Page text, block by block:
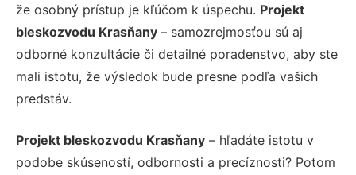
že osobný prístup je kľúčom k úspechu. Projekt
bleskozvodu Krasňany – samozrejmosťou sú aj
odborné konzultácie či detailné poradenstvo, aby ste
mali istotu, že výsledok bude presne podľa vašich
predstáv.
Projekt bleskozvodu Krasňany – hľadáte istotu v
podobe skúseností, odbornosti a precíznosti? Potom